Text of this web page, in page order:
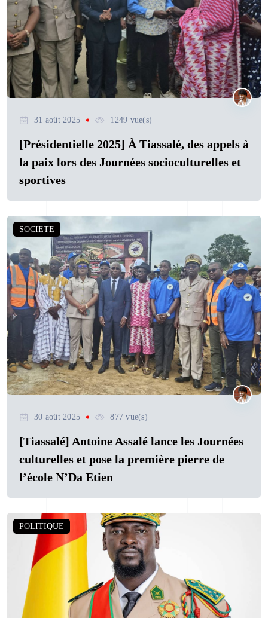
31 août 2025 1249 vue(s)
[Présidentielle 2025] À Tiassalé, des appels à
la paix lors des Journées socioculturelles et
sportives
SOCIETE
30 août 2025 877 vue(s)
[Tiassalé] Antoine Assalé lance les Journées
culturelles et pose la première pierre de
l’école N’Da Etien
POLITIQUE